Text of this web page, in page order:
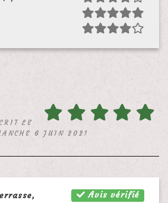
LE
6 JUIN 2021
Avis vérifié